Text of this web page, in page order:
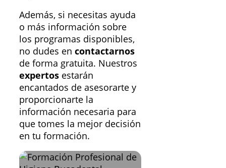
Además, si necesitas ayuda
o más información sobre
los programas disponibles,
no dudes en contactarnos
de forma gratuita. Nuestros
expertos estarán
encantados de asesorarte y
proporcionarte la
información necesaria para
que tomes la mejor decisión
en tu formación.